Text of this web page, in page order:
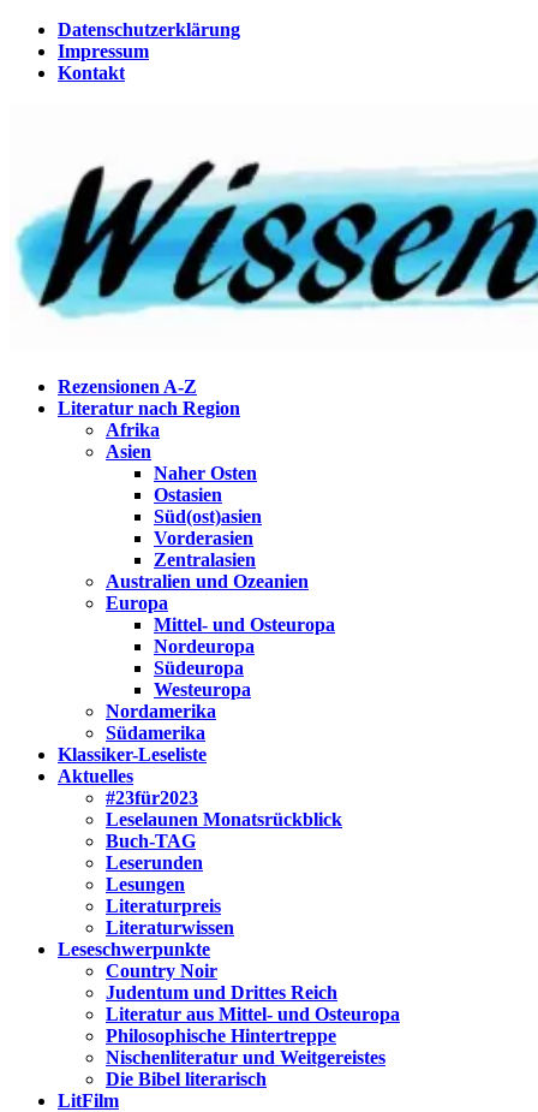
Zum
Inhalt
springen
Datenschutzerklärung
Impressum
Kontakt
Wissenstagebuch
Eine Gabel für die Suppe der Weisheit
Rezensionen A-Z
Literatur nach Region
Afrika
Asien
Naher Osten
Ostasien
Süd(ost)asien
Vorderasien
Zentralasien
Australien und Ozeanien
Europa
Mittel- und Osteuropa
Nordeuropa
Südeuropa
Westeuropa
Nordamerika
Südamerika
Klassiker-Leseliste
Aktuelles
#23für2023
Leselaunen Monatsrückblick
Buch-TAG
Leserunden
Lesungen
Literaturpreis
Literaturwissen
Leseschwerpunkte
Country Noir
Judentum und Drittes Reich
Literatur aus Mittel- und Osteuropa
Philosophische Hintertreppe
Nischenliteratur und Weitgereistes
Die Bibel literarisch
LitFilm